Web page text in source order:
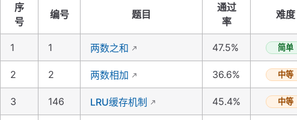
序
号
编号 题目
通过
率
难度
1 1 两数之和 47.5% 简单
2 2 两数相加 36.6% 中等
3 146 LRU缓存机制 45.4% 中等